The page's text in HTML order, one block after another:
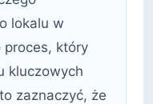
lokalu w
proces, który
kluczowych
zaznaczyć, że